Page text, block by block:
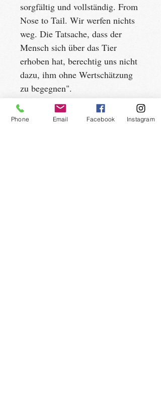
sorgfältig und vollständig. From
Nose to Tail. Wir werfen nichts
weg. Die Tatsache, dass der
Mensch sich über das Tier
erhoben hat, berechtig uns nicht
dazu, ihm ohne Wertschätzung
zu begegnen".
Dieses aussergewöhnliche
Phone Email Facebook Instagram